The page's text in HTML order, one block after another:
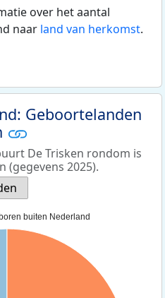
over het aantal
naar land van herkomst.
Geboortelanden
De Trisken rondom is
(gegevens 2025).
buiten Nederland